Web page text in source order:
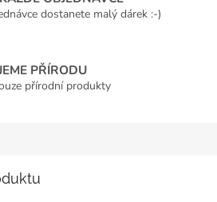
dostanete malý dárek :-)
PŘÍRODU
přírodní produkty